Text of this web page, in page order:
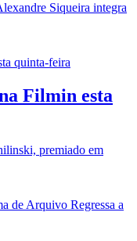
Siqueira integra
Filmin esta
premiado em